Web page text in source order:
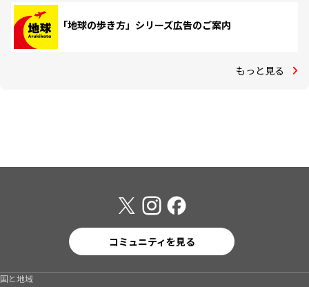
「地球の歩き方」シリーズ広告のご案内
もっと見る
コミュニティを見る
国と地域